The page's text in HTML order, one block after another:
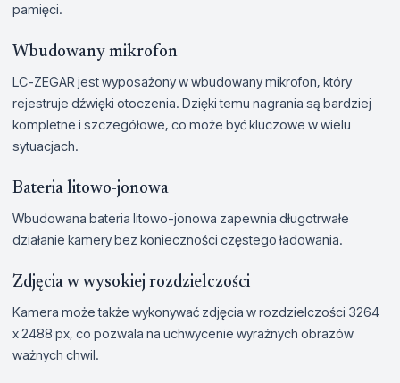
pamięci.
Wbudowany mikrofon
LC-ZEGAR jest wyposażony w wbudowany mikrofon, który
rejestruje dźwięki otoczenia. Dzięki temu nagrania są bardziej
kompletne i szczegółowe, co może być kluczowe w wielu
sytuacjach.
Bateria litowo-jonowa
Wbudowana bateria litowo-jonowa zapewnia długotrwałe
działanie kamery bez konieczności częstego ładowania.
Zdjęcia w wysokiej rozdzielczości
Kamera może także wykonywać zdjęcia w rozdzielczości 3264
x 2488 px, co pozwala na uchwycenie wyraźnych obrazów
ważnych chwil.